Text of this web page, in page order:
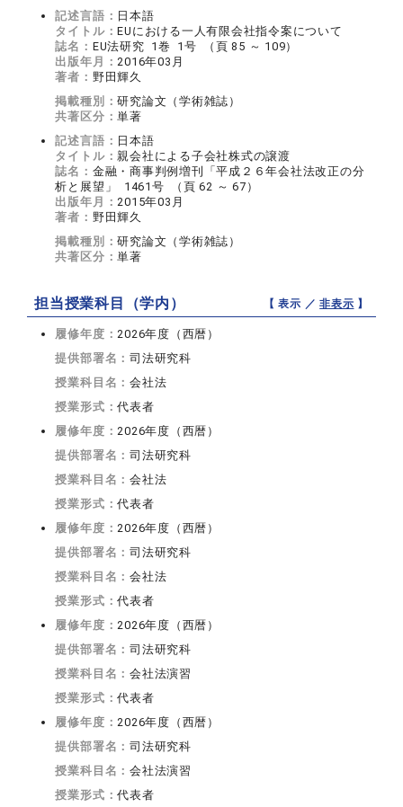
記述言語： 日本語
タイトル：EUにおける一人有限会社指令案について
誌名： EU法研究 1巻 1号 （頁 85 ～ 109）
出版年月：2016年03月
著者： 野田輝久
掲載種別：研究論文（学術雑誌）
共著区分：単著
記述言語： 日本語
タイトル：親会社による子会社株式の譲渡
誌名： 金融・商事判例増刊「平成２６年会社法改正の分
析と展望」 1461号 （頁 62 ～ 67）
出版年月：2015年03月
著者： 野田輝久
掲載種別：研究論文（学術雑誌）
共著区分：単著
担当授業科目（学内） 【 表示 ／非表示 】
履修年度：2026年度（西暦）
提供部署名：司法研究科
授業科目名：会社法
授業形式：代表者
履修年度：2026年度（西暦）
提供部署名：司法研究科
授業科目名：会社法
授業形式：代表者
履修年度：2026年度（西暦）
提供部署名：司法研究科
授業科目名：会社法
授業形式：代表者
履修年度：2026年度（西暦）
提供部署名：司法研究科
授業科目名：会社法演習
授業形式：代表者
履修年度：2026年度（西暦）
提供部署名：司法研究科
授業科目名：会社法演習
授業形式：代表者